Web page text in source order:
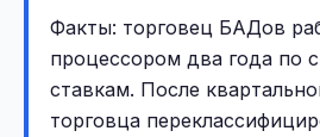
Факты: торговец БАДов
процессором два года по
ставкам. После
торговца